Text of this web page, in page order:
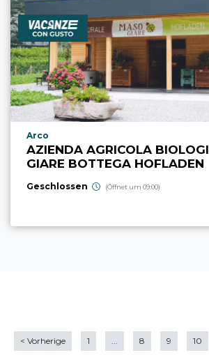
aria.poi_location_prefix
Arco
AZIENDA AGRICOLA
GIARE BOTTEGA HOFLADEN
Geschlossen (Öffnet um 09:00)
< Vorherige 1 8 9 10